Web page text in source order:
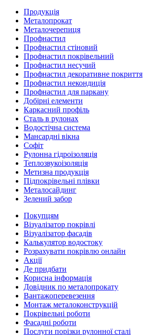
Продукція
Металопрокат
Металочерепиця
Профнастил
Профнастил стіновий
Профнастил покрівельний
Профнастил несучий
Профнастил декоративне покриття
Профнастил некондиція
Профнастил для паркану
Добірні елементи
Каркасний профіль
Сталь в рулонах
Водостічна система
Мансардні вікна
Софіт
Рулонна гідроізоляція
Теплозвукоізоляція
Метизна продукція
Підпокрівельні плівки
Металосайдинг
Зелений забор
Покупцям
Візуалізатор покрівлі
Візуалізатор фасадів
Калькулятор водостоку
Розрахувати покрівлю онлайн
Акції
Де придбати
Корисна інформація
Довідник по металопрокату
Вантажоперевезення
Монтаж металоконструкцій
Покрівельні роботи
Фасадні роботи
Послуги порізки рулонної сталі